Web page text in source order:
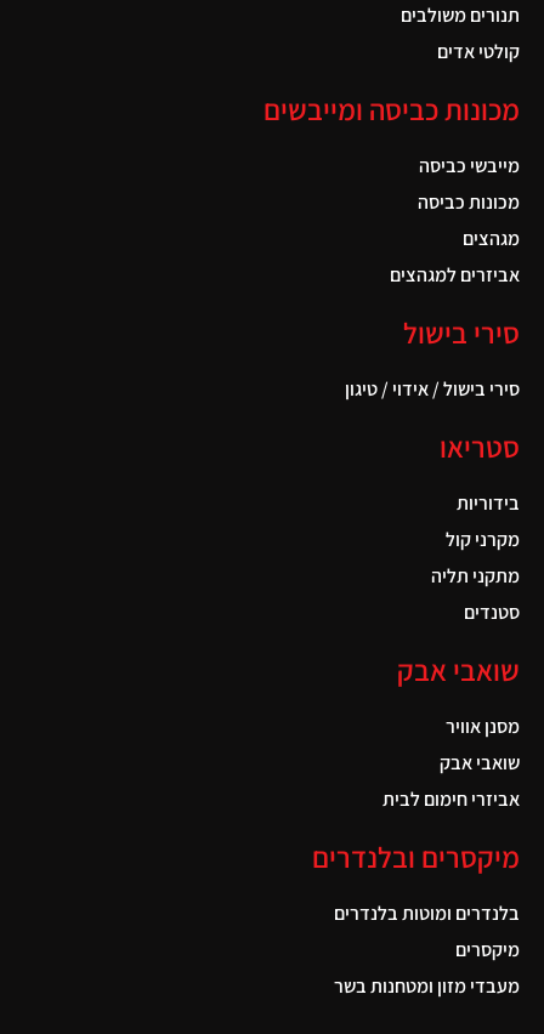
תנורים משולבים
קולטי אדים
מכונות כביסה ומייבשים
מייבשי כביסה
מכונות כביסה
מגהצים
אביזרים למגהצים
סירי בישול
סירי בישול / אידוי / טיגון
סטריאו
בידוריות
מקרני קול
מתקני תליה
סטנדים
שואבי אבק
מסנן אוויר
שואבי אבק
אביזרי חימום לבית
מיקסרים ובלנדרים
בלנדרים ומוטות בלנדרים
מיקסרים
מעבדי מזון ומטחנות בשר